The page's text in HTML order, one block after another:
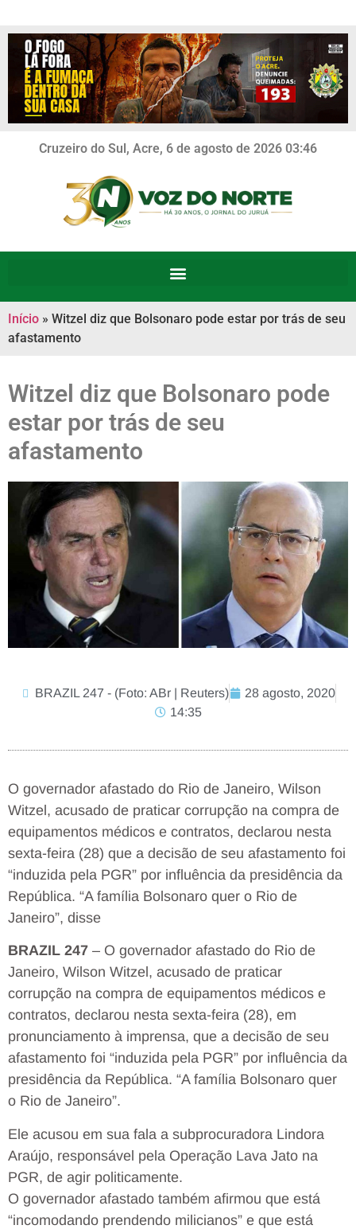
Cruzeiro do Sul, Acre, 6 de agosto de 2026 03:46
Início » Witzel diz que Bolsonaro pode estar por trás de seu
afastamento
Witzel diz que Bolsonaro pode
estar por trás de seu
afastamento
BRAZIL 247 - (Foto: ABr | Reuters)
28 agosto, 2020
14:35
O governador afastado do Rio de Janeiro, Wilson
Witzel, acusado de praticar corrupção na compra de
equipamentos médicos e contratos, declarou nesta
sexta-feira (28) que a decisão de seu afastamento foi
“induzida pela PGR” por influência da presidência da
República. “A família Bolsonaro quer o Rio de
Janeiro”, disse
BRAZIL 247 – O governador afastado do Rio de
Janeiro, Wilson Witzel, acusado de praticar
corrupção na compra de equipamentos médicos e
contratos, declarou nesta sexta-feira (28), em
pronunciamento à imprensa, que a decisão de seu
afastamento foi “induzida pela PGR” por influência da
presidência da República. “A família Bolsonaro quer
o Rio de Janeiro”.
Ele acusou em sua fala a subprocuradora Lindora
Araújo, responsável pela Operação Lava Jato na
PGR, de agir politicamente.
O governador afastado também afirmou que está
“incomodando prendendo milicianos” e que está